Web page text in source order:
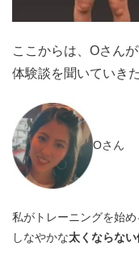
ここからは、Oさん
体験談を聞いていき
Oさん
私がトレーニングを始
しなやかな太くならな